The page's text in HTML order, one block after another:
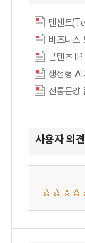
텐센트
비즈니스
콘텐츠
생성형
전통문
사용자 의견